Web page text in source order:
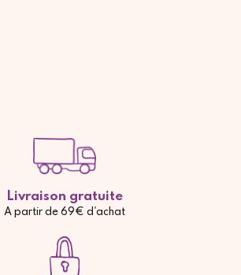
Livraison gratuite
A partir de 69€ d'achat